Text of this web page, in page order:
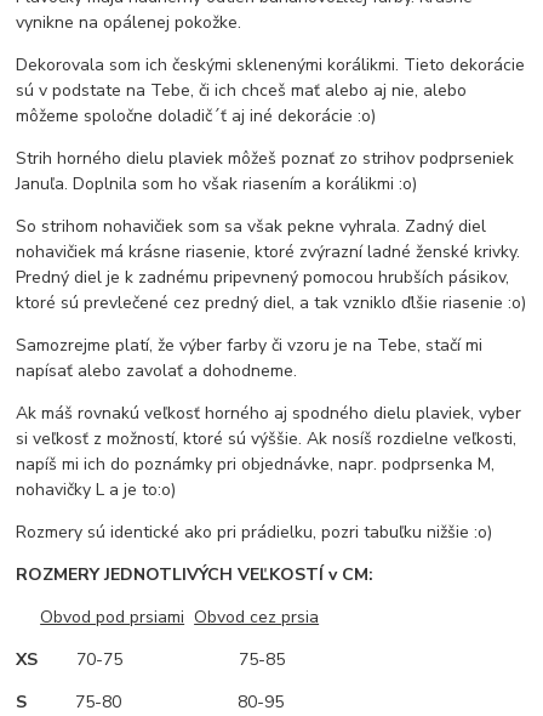
vynikne na opálenej pokožke.
Dekorovala som ich českými sklenenými korálikmi. Tieto dekorácie
sú v podstate na Tebe, či ich chceš mať alebo aj nie, alebo
môžeme spoločne doladič´ť aj iné dekorácie :o)
Strih horného dielu plaviek môžeš poznať zo strihov podprseniek
Januľa. Doplnila som ho však riasením a korálikmi :o)
So strihom nohavičiek som sa však pekne vyhrala. Zadný diel
nohavičiek má krásne riasenie, ktoré zvýrazní ladné ženské krivky.
Predný diel je k zadnému pripevnený pomocou hrubších pásikov,
ktoré sú prevlečené cez predný diel, a tak vzniklo ďlšie riasenie :o)
Samozrejme platí, že výber farby či vzoru je na Tebe, stačí mi
napísať alebo zavolať a dohodneme.
Ak máš rovnakú veľkosť horného aj spodného dielu plaviek, vyber
si veľkosť z možností, ktoré sú výššie. Ak nosíš rozdielne veľkosti,
napíš mi ich do poznámky pri objednávke, napr. podprsenka M,
nohavičky L a je to:o)
Rozmery sú identické ako pri prádielku, pozri tabuľku nižšie :o)
ROZMERY JEDNOTLIVÝCH VEĽKOSTÍ v CM:
Obvod pod prsiami Obvod cez prsia
XS 70-75 75-85
S 75-80 80-95